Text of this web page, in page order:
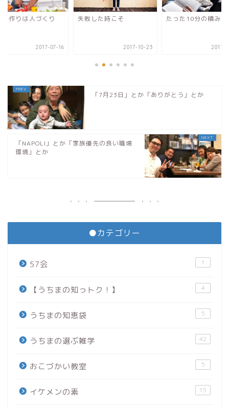
ー作りは人づくり
2017-07-16
失敗した時こそ
2017-10-23
たった10分の積み重
2017-
「7月23日」とか「ありがとう」とか
「NAPOLI」とか「家族優先の良い職場
環境」とか
●カテゴリー
57会 1
【うちまの知っトク！】 4
うちまの知恵袋 5
うちまの選ぶ雑学 42
おこづかい教室 5
イケメンの素 15